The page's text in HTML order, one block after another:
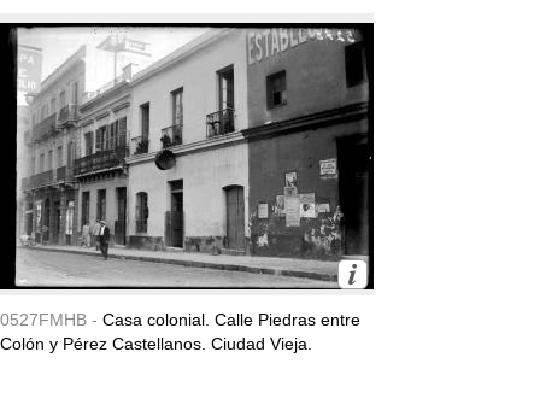
0527FMHB - Casa colonial. Calle Piedras entre
Colón y Pérez Castellanos. Ciudad Vieja.